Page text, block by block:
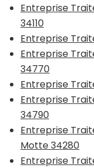
Entreprise
34110
Entreprise
Entreprise
34770
Entreprise
Entreprise
34790
Entreprise
Motte 34280
Entreprise